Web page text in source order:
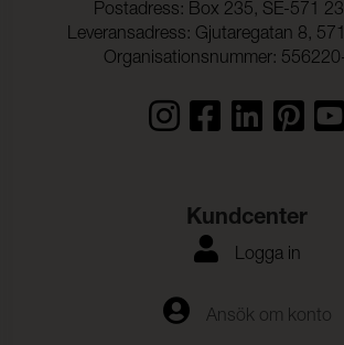
Postadress: Box 235, SE-571
Leveransadress: Gjutaregatan 8,
Organisationsnummer:
Kundcenter
Logga in
Ansök om konto